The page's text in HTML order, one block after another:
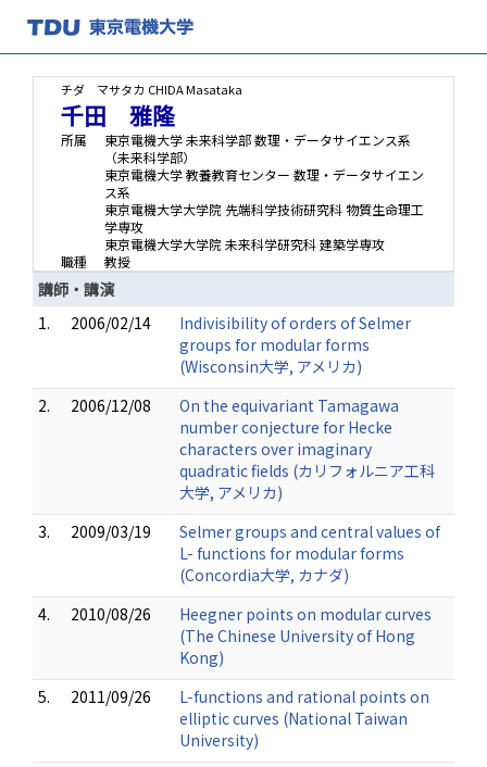
チダ マサタカ CHIDA Masataka
千田 雅隆
所属
東京電機大学 未来科学部 数理・データサイエンス系
（未来科学部）
東京電機大学 教養教育センター 数理・データサイエン
ス系
東京電機大学大学院 先端科学技術研究科 物質生命理工
学専攻
東京電機大学大学院 未来科学研究科 建築学専攻
職種
教授
講師・講演
1.
2006/02/14
Indivisibility of orders of Selmer
groups for modular forms
(Wisconsin大学, アメリカ)
2.
2006/12/08
On the equivariant Tamagawa
number conjecture for Hecke
characters over imaginary
quadratic fields (カリフォルニア工科
大学, アメリカ)
3.
2009/03/19
Selmer groups and central values of
L- functions for modular forms
(Concordia大学, カナダ)
4.
2010/08/26
Heegner points on modular curves
(The Chinese University of Hong
Kong)
5.
2011/09/26
L-functions and rational points on
elliptic curves (National Taiwan
University)